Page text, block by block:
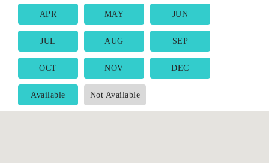
APR MAY JUN
JUL AUG SEP
OCT NOV DEC
Available Not Available